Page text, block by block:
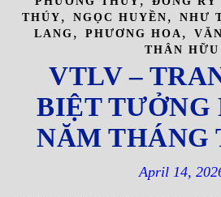
THÚY , NGỌC HUYỀN , NHƯ
LANG , PHƯƠNG HOA ,
THÂN HỮU
VTLV –
BIỆT TƯỞNG
NĂM THÁNG
April 14,